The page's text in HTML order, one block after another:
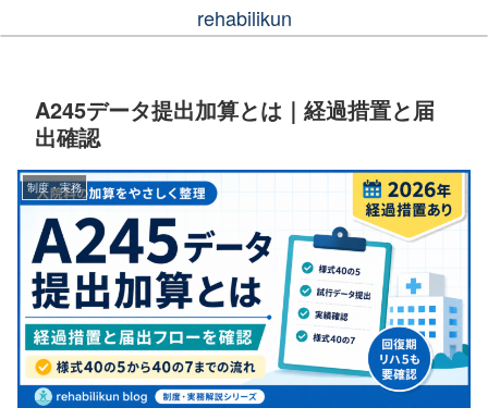
rehabilikun
A245データ提出加算とは｜経過措置と届
出確認
制度・実務